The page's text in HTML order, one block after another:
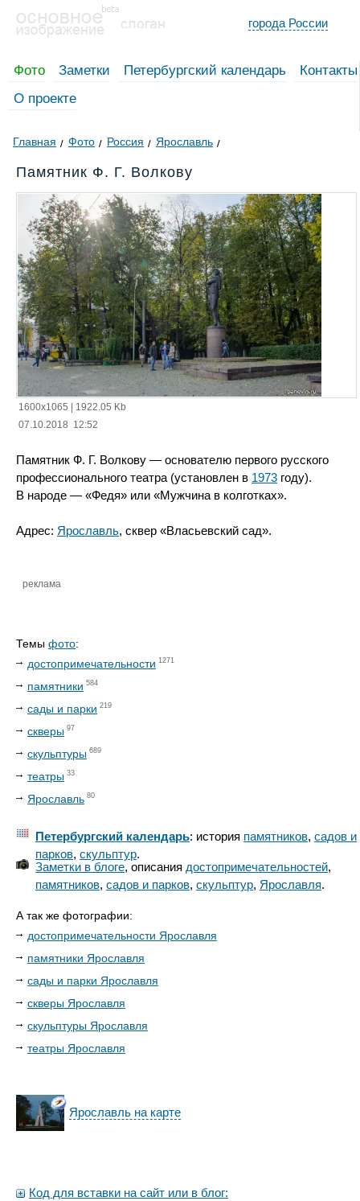
города России
Фото Заметки Петербургский календарь
Контакты
О проекте
Главная Фото Россия Ярославль
Памятник Ф. Г. Волкову
1600x1065
1922.05 Kb
07.10.2018 12:52
Памятник Ф. Г. Волкову — основателю первого русского
профессионального театра (установлен в 1973 году).
В народе — «Федя» или «Мужчина в колготках».
Адрес: Ярославль, сквер «Власьевский сад».
реклама
Темы фото:
достопримечательности 1271
памятники 584
сады и парки 219
скверы 97
скульптуры 689
театры 33
Ярославль 80
Петербургский календарь: история памятников, садов и
парков, скульптур.
Заметки в блоге, описания достопримечательностей,
памятников, садов и парков, скульптур, Ярославля.
А так же фотографии:
достопримечательности Ярославля
памятники Ярославля
сады и парки Ярославля
скверы Ярославля
скульптуры Ярославля
театры Ярославля
Ярославль на карте
Код для вставки на сайт или в блог: